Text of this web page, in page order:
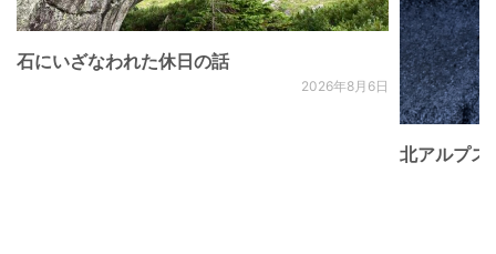
石にいざなわれた休日の話
2026年8月6日
北アルプ